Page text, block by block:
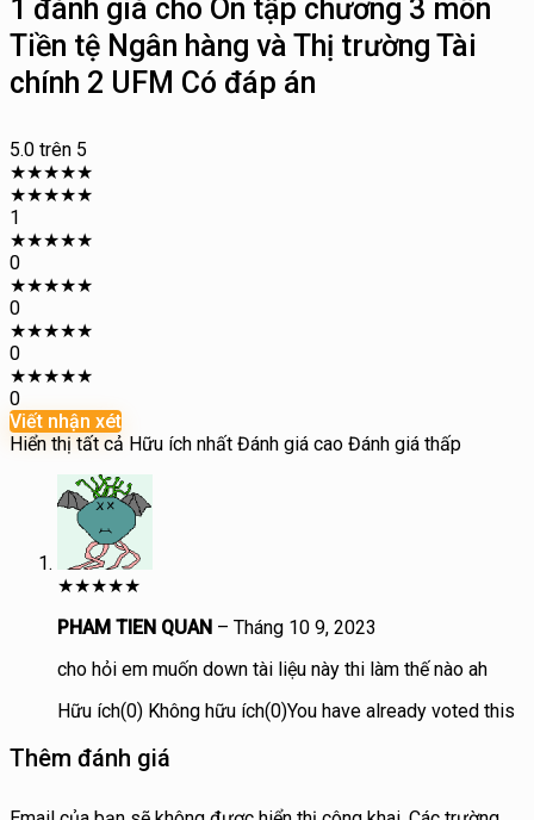
1 đánh giá cho Ôn tập chương 3 môn
Tiền tệ Ngân hàng và Thị trường Tài
chính 2 UFM Có đáp án
5.0 trên 5
★★★★★
★★★★★
1
★★★★★
0
★★★★★
0
★★★★★
0
★★★★★
0
Viết nhận xét
Hiển thị tất cả Hữu ích nhất Đánh giá cao Đánh giá thấp
★★★★★
PHAM TIEN QUAN – Tháng 10 9, 2023
cho hỏi em muốn down tài liệu này thi làm thế nào ah
Hữu ích(0) Không hữu ích(0)You have already voted this
Thêm đánh giá